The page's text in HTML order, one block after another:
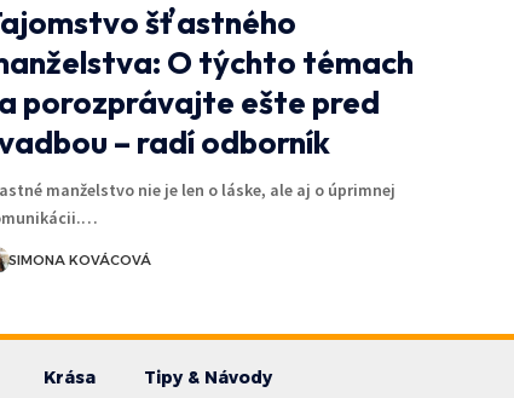
šťastného
O týchto témach
porozprávajte ešte pred
– radí odborník
manželstvo nie je len o láske, ale aj o úprimnej
SIMONA KOVÁCOVÁ
Krása Tipy & Návody